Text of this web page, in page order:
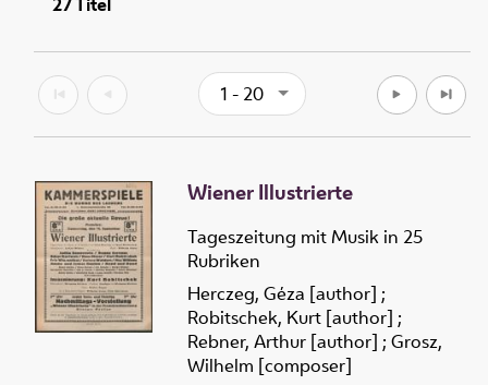
27Titel
1 - 20
Wiener Illustrierte
Tageszeitung mit Musik in 25
Rubriken
Herczeg, Géza [author] ;
Robitschek, Kurt [author] ;
Rebner, Arthur [author] ; Grosz,
Wilhelm [composer]